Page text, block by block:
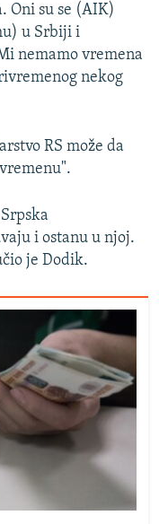
Oni su se (AIK)
u Srbiji i
nemamo vremena
nekog
RS može da
i ostanu u njoj.
je Dodik.